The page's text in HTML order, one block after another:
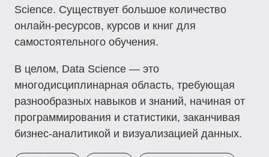
Science. Существует большое количество
онлайн-ресурсов, курсов и книг для
самостоятельного обучения.
В целом, Data Science — это
многодисциплинарная область, требующая
разнообразных навыков и знаний, начиная от
программирования и статистики, заканчивая
бизнес-аналитикой и визуализацией данных.